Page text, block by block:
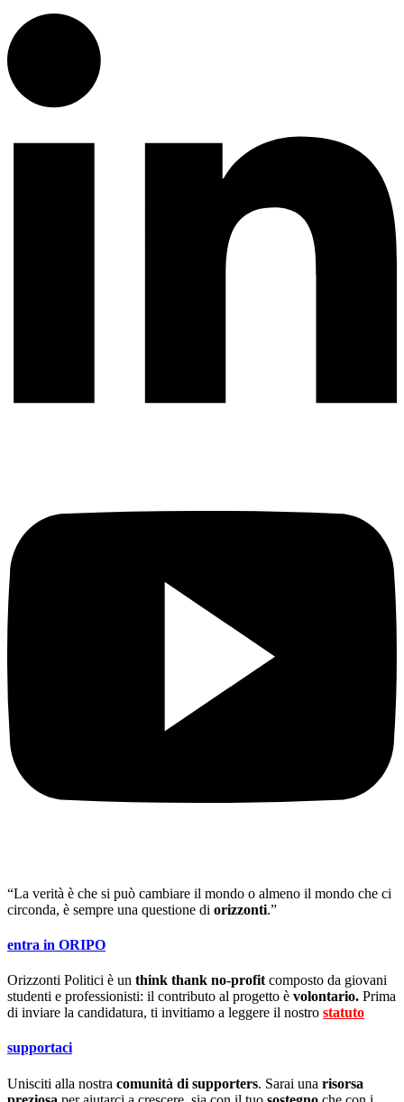
“La verità è che si può cambiare il mondo o almeno il mondo che ci
circonda, è sempre una questione di orizzonti.”
entra in ORIPO
Orizzonti Politici è un think thank no-profit composto da giovani
studenti e professionisti: il contributo al progetto è volontario. Prima
di inviare la candidatura, ti invitiamo a leggere il nostro statuto
supportaci
Unisciti alla nostra comunità di supporters. Sarai una risorsa